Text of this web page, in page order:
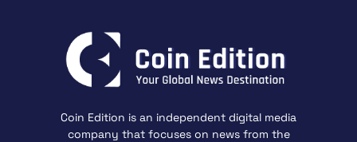
Coin Edition is an independent digital media
company that focuses on news from the